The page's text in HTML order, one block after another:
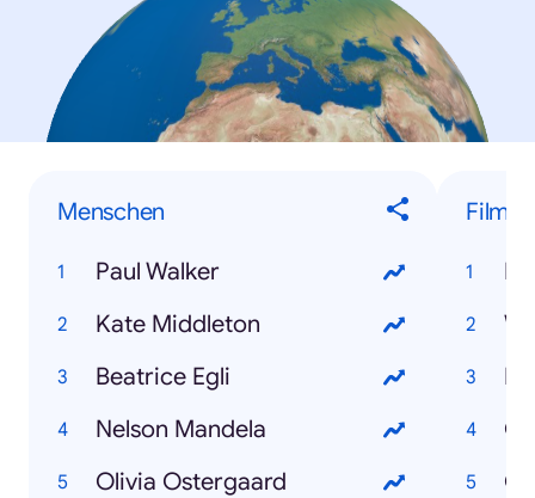
Menschen
Paul Walker
Kate Middleton
Beatrice Egli
Nelson Mandela
Olivia Ostergaard
Filme